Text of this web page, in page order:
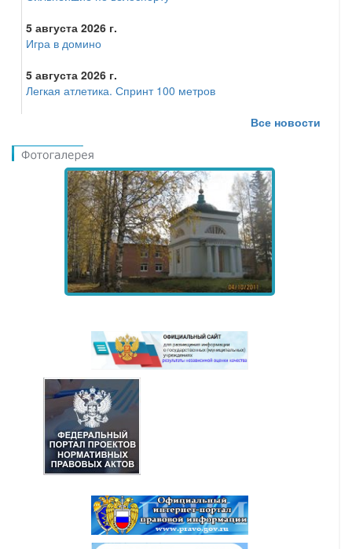
5 августа 2026 г.
Игра в домино
5 августа 2026 г.
Легкая атлетика. Спринт 100 метров
Все новости